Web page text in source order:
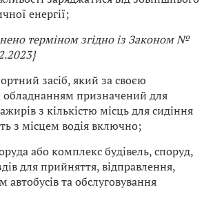
енергії;
терміном згідно із Законом№
засіб, який за своєю
обладнанням призначений для
з кількістю місць для сидіння
з місцем водія включно;
або комплекс будівель, споруд,
для прийняття, відправлення,
автобусів та обслуговування